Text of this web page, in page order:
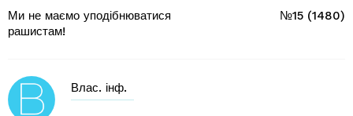
Ми не маємо уподібнюватися
рашистам!
№15 (1480)
Влас. інф.